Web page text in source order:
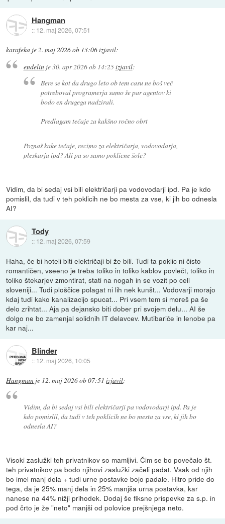
Hangman
:: 12. maj 2026, 07:51
karafeka je2. maj 2026 ob 13:06izjavil:
endelinje30. apr 2026 ob 14:25izjavil:
Bere se kot da drugo leto ob tem casu ne boš več
potreboval programerja samo še par agentov ki
bodo en drugega nadzirali.
Predlagam tečaje za kakšno ročno obrt
Poznaš kake tečaje, recimo za električarja, vodovodarja,
pleskarja ipd? Ali pa so samo poklicne šole?
Vidim, da bi sedaj vsi bili električarji pa vodovodarji ipd. Pa je kdo
pomislil, da tudi v teh poklicih ne bo mesta za vse, ki jih bo odnesla
AI?
Tody
:: 12. maj 2026, 07:59
Haha, če bi hoteli biti električaji bi že bili. Tudi ta poklic ni čisto
romantičen, vseeno je treba toliko in toliko kablov povlečt, toliko in
toliko štekarjev zmontirat, stati na nogah in se vozit po celi
sloveniji... Tudi ploščice polagat ni lih nek kunšt... Vodovarji morajo
kdaj tudi kako kanalizacijo spucat... Pri vsem tem si moreš pa še
delo zrihtat... Aja pa dejansko biti dober pri svojem delu... AI še
dolgo ne bo zamenjal solidnih IT delavcev. Mutibariče in lenobe pa
kar naj...
Blinder
:: 12. maj 2026, 10:05
Hangman je 12. maj 2026 ob 07:51 izjavil:
Vidim, da bi sedaj vsi bili električarji pa vodovodarji ipd. Pa je
kdo pomislil, da tudi v teh poklicih ne bo mesta za vse, ki jih bo
odnesla AI?
Visoki zaslužki teh privatnikov so mamljivi. Čim se bo povečalo št.
teh privatnikov pa bodo njihovi zaslužki začeli padat. Vsak od njih
bo imel manj dela + tudi urne postavke bojo padale. Hitro pride do
tega, da je 25% manj dela in 25% manjša urna postavka, kar
nanese na 44% nižji prihodek. Dodaj še fiksne prispevke za s.p. in
pod črto je že "neto" manjši od polovice prejšnjega neto.